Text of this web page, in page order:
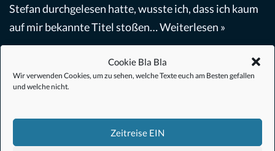
Cookie Bla Bla
Wir verwenden Cookies, um zu sehen, welche Texte euch am Besten gefallen
und welche nicht.
Zeitreise EIN
Stefan durchgelesen hatte, wusste ich, dass ich kaum
auf mir bekannte Titel stoßen…Weiterlesen »